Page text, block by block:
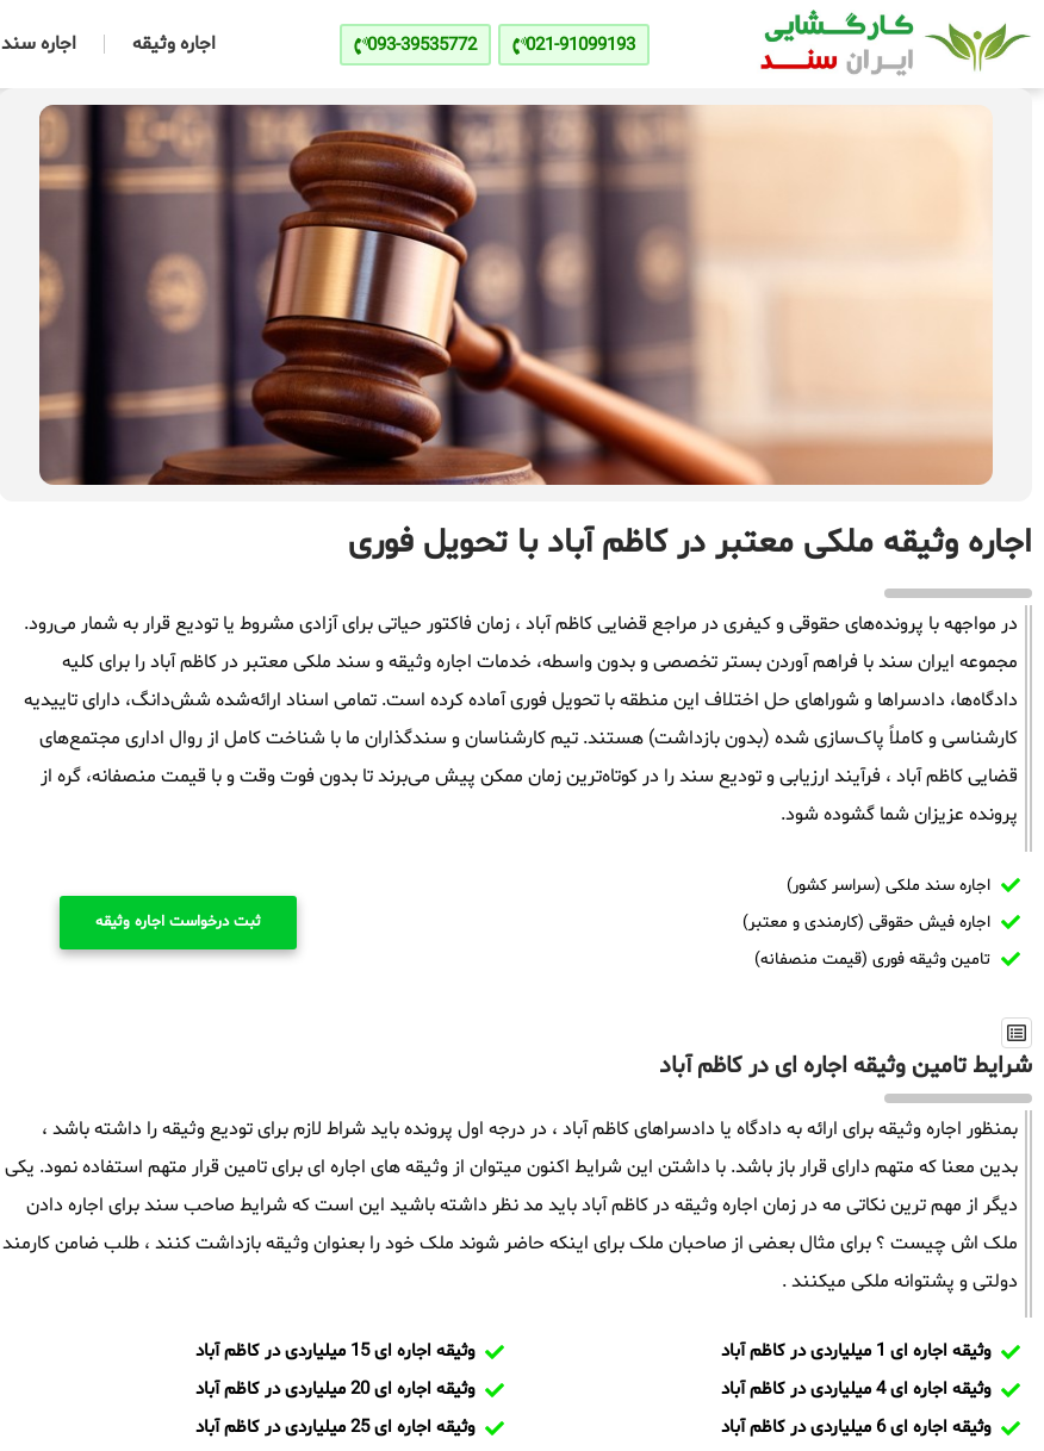
021-91099193
093-39535772 اجاره وثیقه اجاره سند
اجاره وثیقه ملکی معتبر در کاظم آباد با تحویل فوری
در مواجهه با پرونده‌های حقوقی و کیفری در مراجع قضایی کاظم آباد ، زمان فاکتور حیاتی برای آزادی مشروط یا تودیع قرار به شمار می‌رود.
مجموعه ایران سند با فراهم آوردن بستر تخصصی و بدون واسطه، خدمات اجاره وثیقه و سند ملکی معتبر در کاظم آباد را برای کلیه
دادگاه‌ها، دادسراها و شوراهای حل اختلاف این منطقه با تحویل فوری آماده کرده است. تمامی اسناد ارائه‌شده شش‌دانگ، دارای تاییدیه
کارشناسی و کاملاً پاک‌سازی شده (بدون بازداشت) هستند. تیم کارشناسان و سندگذاران ما با شناخت کامل از روال اداری مجتمع‌های
قضایی کاظم آباد ، فرآیند ارزیابی و تودیع سند را در کوتاه‌ترین زمان ممکن پیش می‌برند تا بدون فوت وقت و با قیمت منصفانه، گره از
پرونده عزیزان شما گشوده شود.
اجاره سند ملکی (سراسر کشور)
اجاره فیش حقوقی (کارمندی و معتبر)
تامین وثیقه فوری (قیمت منصفانه)
ثبت درخواست اجاره وثیقه
شرایط تامین وثیقه اجاره ای در کاظم آباد
بمنظور اجاره وثیقه برای ارائه به دادگاه یا دادسراهای کاظم آباد ، در درجه اول پرونده باید شراط لازم برای تودیع وثیقه را داشته باشد ،
بدین معنا که متهم دارای قرار باز باشد. با داشتن این شرایط اکنون میتوان از وثیقه های اجاره ای برای تامین قرار متهم استفاده نمود. یکی
دیگر از مهم ترین نکاتی مه در زمان اجاره وثیقه در کاظم آباد باید مد نظر داشته باشید این است که شرایط صاحب سند برای اجاره دادن
ملک اش چیست ؟ برای مثال بعضی از صاحبان ملک برای اینکه حاضر شوند ملک خود را بعنوان وثیقه بازداشت کنند ، طلب ضامن کارمند
دولتی و پشتوانه ملکی میکنند .
وثیقه اجاره ای 1 میلیاردی در کاظم آباد
وثیقه اجاره ای 4 میلیاردی در کاظم آباد
وثیقه اجاره ای 6 میلیاردی در کاظم آباد
وثیقه اجاره ای 15 میلیاردی در کاظم آباد
وثیقه اجاره ای 20 میلیاردی در کاظم آباد
وثیقه اجاره ای 25 میلیاردی در کاظم آباد